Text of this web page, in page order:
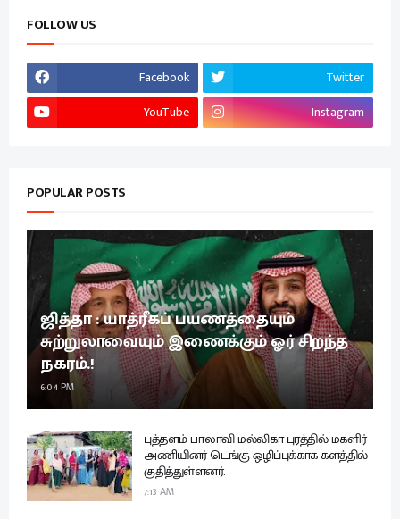
FOLLOW US
Facebook
Twitter
YouTube
Instagram
POPULAR POSTS
ஜித்தா : யாத்ரீகப் பயணத்தையும்
சுற்றுலாவையும் இணைக்கும் ஓர் சிறந்த
நகரம்.!
6:04 PM
புத்தளம் பாலாவி மல்லிகா புரத்தில் மகளிர்
அணியினர் டெங்கு ஒழிப்புக்காக களத்தில்
குதித்துள்ளனர்.
7:13 AM